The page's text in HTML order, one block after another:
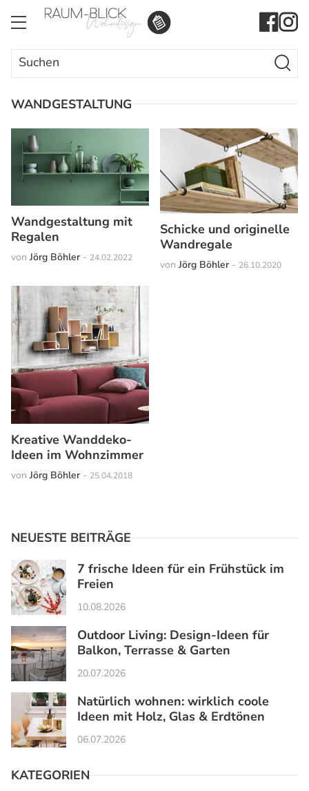
Search
for:
Search
WANDGESTALTUNG
Wandgestaltung mit
Regalen
von Jörg Böhler - 24.02.2022
Schicke und originelle
Wandregale
von Jörg Böhler - 26.10.2020
Kreative Wanddeko-
Ideen im Wohnzimmer
von Jörg Böhler - 25.04.2018
NEUESTE BEITRÄGE
7 frische Ideen für ein Frühstück im
Freien
10.08.2026
Outdoor Living: Design-Ideen für
Balkon, Terrasse & Garten
20.07.2026
Natürlich wohnen: wirklich coole
Ideen mit Holz, Glas & Erdtönen
06.07.2026
KATEGORIEN